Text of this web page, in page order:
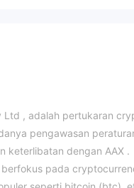
Ltd , adalah pertukaran
pengawasan
keterlibatan dengan AAX .
pada